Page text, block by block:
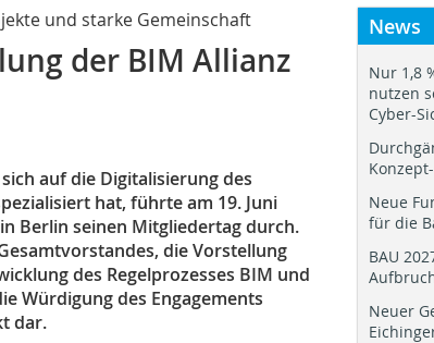
und starke Gemeinschaft
der BIM Allianz
auf die Digitalisierung des
hat, führte am 19. Juni
Berlin seinen Mitgliedertag durch.
die Vorstellung
des Regelprozesses BIM und
Würdigung des Engagements
dar.
News
Nur 1,8
nutzen
Cyber-
Neue
für die
BAU
Neuer